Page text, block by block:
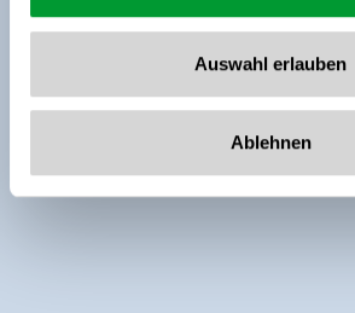
Auswahl erlauben
Ablehnen